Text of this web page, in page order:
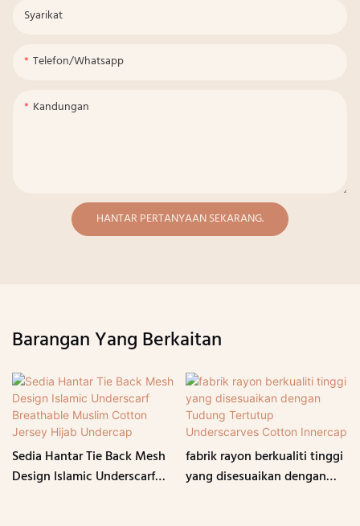
Syarikat
Telefon/whatsapp
Kandungan
HANTAR PERTANYAAN SEKARANG.
Barangan Yang Berkaitan
Sedia Hantar Tie Back Mesh
Design Islamic Underscarf
fabrik rayon berkualiti tinggi
yang disesuaikan dengan